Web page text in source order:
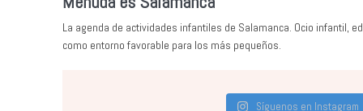
La agenda de actividades infantiles de Salamanca. Ocio infantil,
como entorno favorable para los más pequeños.
Síguenos en Instagram